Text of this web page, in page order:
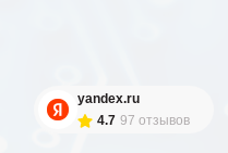
yandex.ru
4.7 97 отзывов